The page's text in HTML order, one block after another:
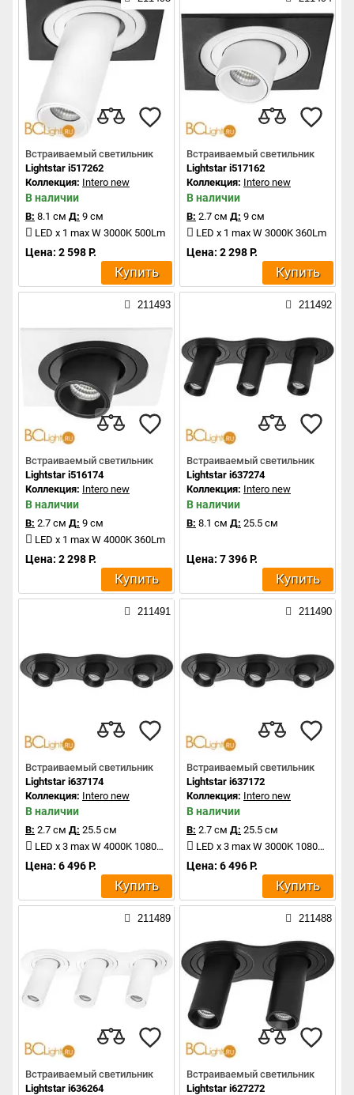
Встраиваемый светильник
Lightstar i517262
Коллекция: Intero new
В наличии
В: 8.1 см Д: 9 см
LED x 1 max W 3000K 500Lm
Цена: 2 598 Р.
Купить
Встраиваемый светильник
Lightstar i517162
Коллекция: Intero new
В наличии
В: 2.7 см Д: 9 см
LED x 1 max W 3000K 360Lm
Цена: 2 298 Р.
Купить
211493
Встраиваемый светильник
Lightstar i516174
Коллекция: Intero new
В наличии
В: 2.7 см Д: 9 см
LED x 1 max W 4000K 360Lm
Цена: 2 298 Р.
Купить
211492
Встраиваемый светильник
Lightstar i637274
Коллекция: Intero new
В наличии
В: 8.1 см Д: 25.5 см
Цена: 7 396 Р.
Купить
211491
Встраиваемый светильник
Lightstar i637174
Коллекция: Intero new
В наличии
В: 2.7 см Д: 25.5 см
LED x 3 max W 4000K 1080Lm
Цена: 6 496 Р.
Купить
211490
Встраиваемый светильник
Lightstar i637172
Коллекция: Intero new
В наличии
В: 2.7 см Д: 25.5 см
LED x 3 max W 3000K 1080Lm
Цена: 6 496 Р.
Купить
211489
Встраиваемый светильник
Lightstar i636264
211488
Встраиваемый светильник
Lightstar i627272